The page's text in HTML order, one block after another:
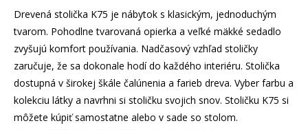
Drevená stolička K75 je nábytok s klasickým, jednoduchým
tvarom. Pohodlne tvarovaná opierka a veľké mäkké sedadlo
zvyšujú komfort používania. Nadčasový vzhľad stoličky
zaručuje, že sa dokonale hodí do každého interiéru. Stolička
dostupná v širokej škále čalúnenia a farieb dreva. Vyber farbu a
kolekciu látky a navrhni si stoličku svojich snov. Stoličku K75 si
môžete kúpiť samostatne alebo v sade so stolom.